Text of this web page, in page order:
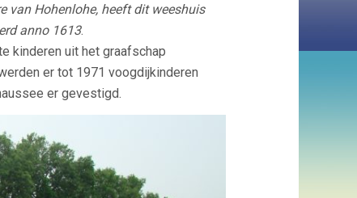
van Hohenlohe, heeft dit weeshuis
anno 1613.
kinderen uit het graafschap
er tot 1971 voogdijkinderen
er gevestigd.